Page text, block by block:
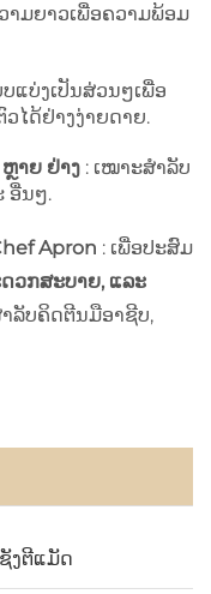
າມຍາວເພື່ອຄວາມພ້ອມ
ແບ່ງເປັນສ່ວນໆເພື່ອ
ວໄດ້ຢ່າງງ່າຍດາຍ.
າຍ ຢ່າງ : ເໝາະສຳລັບ
ອື່ນໆ.
Apron : ເພື່ອປະສົມ
ວກສະບາຍ, ແລະ
ລັບຄິດຕີນມືອາຊີບ,
ຊັງຕີແມັດ